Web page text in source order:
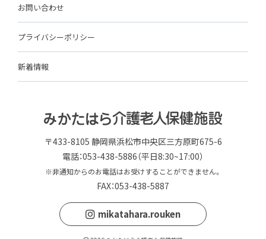
お問い合わせ
プライバシーポリシー
新着情報
〒433-8105 静岡県浜松市中央区三方原町675-6
電話：053-438-5886（平日8:30~17:00）
※非通知からのお電話はお受けすることができません。
FAX：053-438-5887
mikatahara.rouken